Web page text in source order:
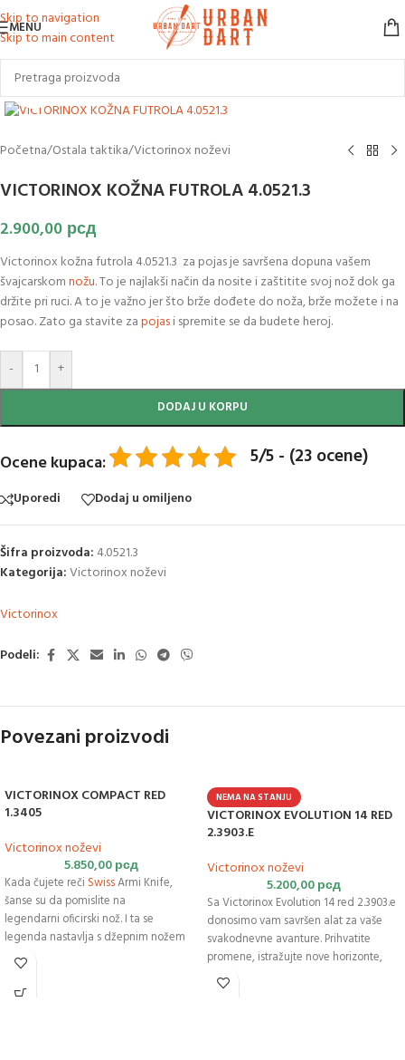
Skip to navigation
Skip to main content
MENU
Klikni za uvećanje slike
Početna/Ostala taktika/Victorinox noževi
VICTORINOX KOŽNA FUTROLA 4.0521.3
2.900,00 рсд
Victorinox kožna futrola 4.0521.3 za pojas je savršena dopuna vašem
švajcarskomnožu. To je najlakši način da nosite i zaštitite svoj nož dok ga
držite pri ruci. A to je važno jer što brže dođete do noža, brže možete i na
posao. Zato ga stavite zapojasi spremite se da budete heroj.
- +
DODAJ U KORPU
Ocene kupaca: 5/5 - (23 ocene)
Uporedi Dodaj u omiljeno
Šifra proizvoda: 4.0521.3
Kategorija:Victorinox noževi
Victorinox
Podeli:
Povezani proizvodi
VICTORINOX COMPACT RED
1.3405
Victorinox noževi
5.850,00рсд
Kada čujete reči SwissArmi Knife,
šanse su da pomislite na
legendarni oficirski nož. I ta se
legenda nastavlja s džepnim nožem
Victorinox Compact red 1.3405. Sa
Compactom u
sve u vašim svakodnevnim
NEMA NA STANJU
VICTORINOX EVOLUTION 14 RED
2.3903.E
Victorinox noževi
5.200,00рсд
Sa Victorinox Evolution 14 red 2.3903.e
donosimo vam savršen alat za vaše
svakodnevne avanture. Prihvatite
promene, istražujte nove horizonte,
napredujte svakodnevno . O tome
govori